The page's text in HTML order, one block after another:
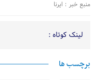
منبع خبر : ایرنا
لینک کوتاه :
برچسب ها